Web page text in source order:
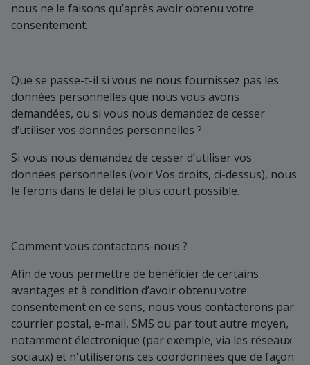
nous ne le faisons qu’après avoir obtenu votre
consentement.
Que se passe-t-il si vous ne nous fournissez pas les
données personnelles que nous vous avons
demandées, ou si vous nous demandez de cesser
d’utiliser vos données personnelles ?
Si vous nous demandez de cesser d’utiliser vos
données personnelles (voir Vos droits, ci-dessus), nous
le ferons dans le délai le plus court possible.
Comment vous contactons-nous ?
Afin de vous permettre de bénéficier de certains
avantages et à condition d’avoir obtenu votre
consentement en ce sens, nous vous contacterons par
courrier postal, e-mail, SMS ou par tout autre moyen,
notamment électronique (par exemple, via les réseaux
sociaux) et n'utiliserons ces coordonnées que de façon